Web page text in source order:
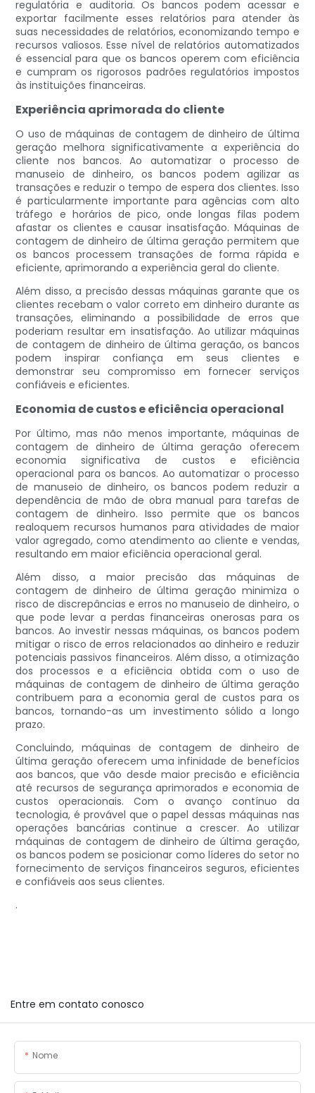
regulatória e auditoria. Os bancos podem acessar e
exportar facilmente esses relatórios para atender às
suas necessidades de relatórios, economizando tempo e
recursos valiosos. Esse nível de relatórios automatizados
é essencial para que os bancos operem com eficiência
e cumpram os rigorosos padrões regulatórios impostos
às instituições financeiras.
Experiência aprimorada do cliente
O uso de máquinas de contagem de dinheiro de última
geração melhora significativamente a experiência do
cliente nos bancos. Ao automatizar o processo de
manuseio de dinheiro, os bancos podem agilizar as
transações e reduzir o tempo de espera dos clientes. Isso
é particularmente importante para agências com alto
tráfego e horários de pico, onde longas filas podem
afastar os clientes e causar insatisfação. Máquinas de
contagem de dinheiro de última geração permitem que
os bancos processem transações de forma rápida e
eficiente, aprimorando a experiência geral do cliente.
Além disso, a precisão dessas máquinas garante que os
clientes recebam o valor correto em dinheiro durante as
transações, eliminando a possibilidade de erros que
poderiam resultar em insatisfação. Ao utilizar máquinas
de contagem de dinheiro de última geração, os bancos
podem inspirar confiança em seus clientes e
demonstrar seu compromisso em fornecer serviços
confiáveis ​​e eficientes.
Economia de custos e eficiência operacional
Por último, mas não menos importante, máquinas de
contagem de dinheiro de última geração oferecem
economia significativa de custos e eficiência
operacional para os bancos. Ao automatizar o processo
de manuseio de dinheiro, os bancos podem reduzir a
dependência de mão de obra manual para tarefas de
contagem de dinheiro. Isso permite que os bancos
realoquem recursos humanos para atividades de maior
valor agregado, como atendimento ao cliente e vendas,
resultando em maior eficiência operacional geral.
Além disso, a maior precisão das máquinas de
contagem de dinheiro de última geração minimiza o
risco de discrepâncias e erros no manuseio de dinheiro, o
que pode levar a perdas financeiras onerosas para os
bancos. Ao investir nessas máquinas, os bancos podem
mitigar o risco de erros relacionados ao dinheiro e reduzir
potenciais passivos financeiros. Além disso, a otimização
dos processos e a eficiência obtida com o uso de
máquinas de contagem de dinheiro de última geração
contribuem para a economia geral de custos para os
bancos, tornando-as um investimento sólido a longo
prazo.
Concluindo, máquinas de contagem de dinheiro de
última geração oferecem uma infinidade de benefícios
aos bancos, que vão desde maior precisão e eficiência
até recursos de segurança aprimorados e economia de
custos operacionais. Com o avanço contínuo da
tecnologia, é provável que o papel dessas máquinas nas
operações bancárias continue a crescer. Ao utilizar
máquinas de contagem de dinheiro de última geração,
os bancos podem se posicionar como líderes do setor no
fornecimento de serviços financeiros seguros, eficientes
e confiáveis ​​aos seus clientes.
.
Entre em contato conosco
Nome